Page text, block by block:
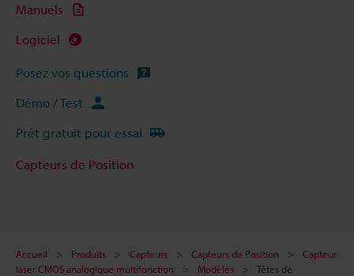
Manuels
Logiciel
Posez vos questions
Démo / Test
Prêt gratuit pour essai
Capteurs de Position
Accueil Produits Capteurs Capteurs de Position
Capteur
laser CMOS analogique multifonction
Modèles
Têtes de